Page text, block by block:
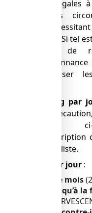
ou égales
dans des
spécialisée. Si tel
important de
sans dépasser
100 et 500 mg par
de
ci-
sauf prescription
médecin spécialiste.
de 500 mg par jour:
début du 6ème mois
jusqu’à
, ASPRO 500